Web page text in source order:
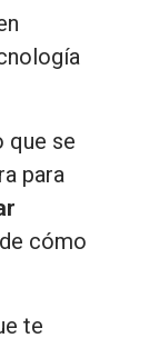
que se
para
cómo
te